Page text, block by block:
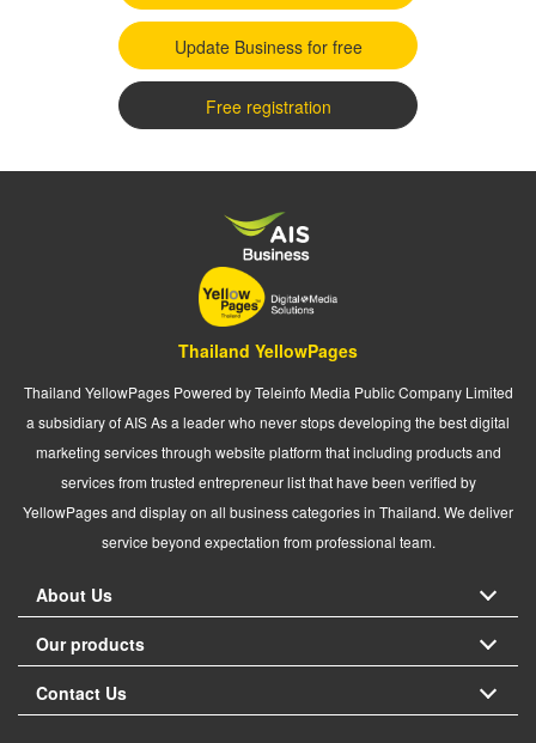
Update Business for free
Free registration
Thailand YellowPages
Thailand YellowPages Powered by Teleinfo Media Public Company Limited
a subsidiary of AIS As a leader who never stops developing the best digital
marketing services through website platform that including products and
services from trusted entrepreneur list that have been verified by
YellowPages and display on all business categories in Thailand. We deliver
service beyond expectation from professional team.
About Us
Our products
Contact Us